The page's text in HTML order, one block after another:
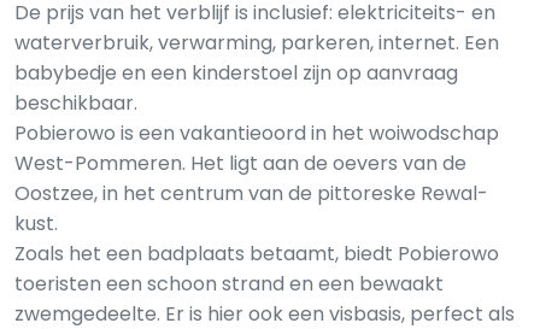
De prijs van het verblijf is inclusief: elektriciteits- en
waterverbruik, verwarming, parkeren, internet. Een
babybedje en een kinderstoel zijn op aanvraag
beschikbaar.
Pobierowo is een vakantieoord in het woiwodschap
West-Pommeren. Het ligt aan de oevers van de
Oostzee, in het centrum van de pittoreske Rewal-
kust.
Zoals het een badplaats betaamt, biedt Pobierowo
toeristen een schoon strand en een bewaakt
zwemgedeelte. Er is hier ook een visbasis, perfect als